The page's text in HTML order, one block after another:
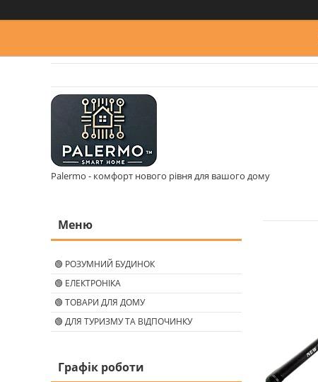
Palermo - комфорт нового рівня для вашого дому
🟢 РОЗУМНИЙ БУДИНОК
🟢 ЕЛЕКТРОНІКА
🟢 ТОВАРИ ДЛЯ ДОМУ
🟢 ДЛЯ ТУРИЗМУ ТА ВІДПОЧИНКУ
Графік роботи